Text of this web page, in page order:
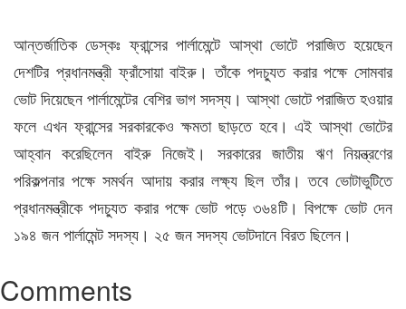
আন্তর্জাতিক ডেস্কঃ ফ্রান্সের পার্লামেন্টে আস্থা ভোটে পরাজিত হয়েছেন
দেশটির প্রধানমন্ত্রী ফ্রাঁসোয়া বাইরু। তাঁকে পদচ্যুত করার পক্ষে সোমবার
ভোট দিয়েছেন পার্লামেন্টের বেশির ভাগ সদস্য। আস্থা ভোটে পরাজিত হওয়ার
ফলে এখন ফ্রান্সের সরকারকেও ক্ষমতা ছাড়তে হবে। এই আস্থা ভোটের
আহ্বান করেছিলেন বাইরু নিজেই। সরকারের জাতীয় ঋণ নিয়ন্ত্রণের
পরিকল্পনার পক্ষে সমর্থন আদায় করার লক্ষ্য ছিল তাঁর। তবে ভোটাভুটিতে
প্রধানমন্ত্রীকে পদচ্যুত করার পক্ষে ভোট পড়ে ৩৬৪টি। বিপক্ষে ভোট দেন
১৯৪ জন পার্লামেন্ট সদস্য। ২৫ জন সদস্য ভোটদানে বিরত ছিলেন।
Comments